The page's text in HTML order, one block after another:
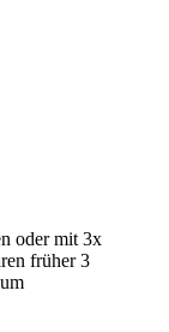
oder mit 3x
früher 3